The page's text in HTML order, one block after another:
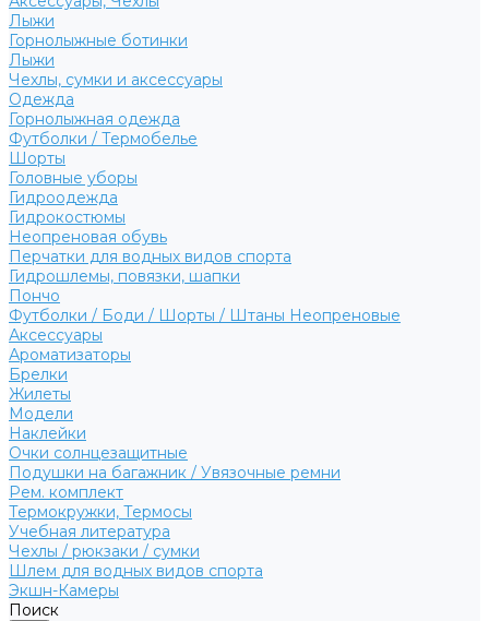
Лыжи
Горнолыжные ботинки
Лыжи
Чехлы, сумки и аксессуары
Одежда
Горнолыжная одежда
Футболки / Термобелье
Шорты
Головные уборы
Гидроодежда
Гидрокостюмы
Неопреновая обувь
Перчатки для водных видов спорта
Гидрошлемы, повязки, шапки
Пончо
Футболки / Боди / Шорты / Штаны Неопреновые
Аксессуары
Ароматизаторы
Брелки
Жилеты
Модели
Наклейки
Очки солнцезащитные
Подушки на багажник / Увязочные ремни
Рем. комплект
Термокружки, Термосы
Учебная литература
Чехлы / рюкзаки / сумки
Шлем для водных видов спорта
Экшн-Камеры
Поиск